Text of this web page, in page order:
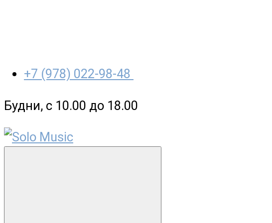
+7 (978) 022-98-48
Будни, с 10.00 до 18.00